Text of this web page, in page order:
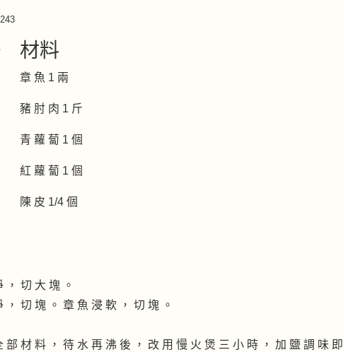
材料
章 魚 1 兩
豬 肘 肉 1 斤
青 蘿 蔔 1 個
紅 蘿 蔔 1 個
陳 皮 1/4 個
， 切 大 塊 。
切 塊 。 章 魚 浸 軟 ， 切 塊 。
部 材 料 ， 待 水 再 沸 後 ， 改 用 慢 火 煲 三 小 時 ， 加 鹽 調 味 即